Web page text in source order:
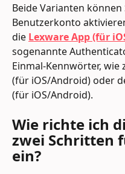
Beide Varianten
Benutzerkonto
die Lexware App (für
sogenannte
Einmal-Kennwörter, wie
(für iOS/Android) oder
(für iOS/Android).
Wie richte ich
zwei Schritten
ein?